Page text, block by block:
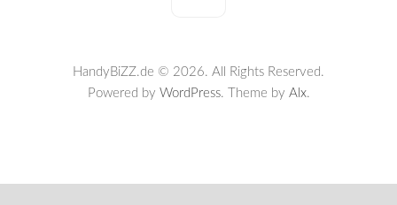
HandyBiZZ.de © 2026. All Rights Reserved.
Powered by WordPress. Theme by Alx.